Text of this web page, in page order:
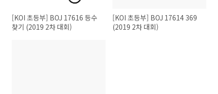
[KOI 초등부] BOJ 17616 등수
찾기 (2019 2차 대회)
[KOI 초등부] BOJ 17614 369
(2019 2차 대회)